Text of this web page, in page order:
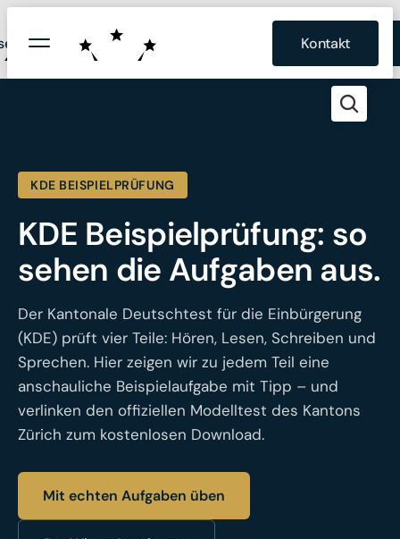
Kontakt
Bildung und
Entwicklung Schweiz ®
Prüfungen fide KDE telc
KDE BEISPIELPRÜFUNG
KDE Beispielprüfung: so
sehen die Aufgaben aus.
Der Kantonale Deutschtest für die Einbürgerung
(KDE) prüft vier Teile: Hören, Lesen, Schreiben und
Sprechen. Hier zeigen wir zu jedem Teil eine
anschauliche Beispielaufgabe mit Tipp – und
verlinken den offiziellen Modelltest des Kantons
Zürich zum kostenlosen Download.
Mit echten Aufgaben üben